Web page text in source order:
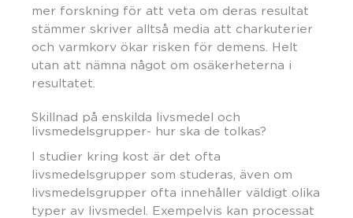
mer forskning för att veta om deras resultat
stämmer skriver alltså media att charkuterier
och varmkorv ökar risken för demens. Helt
utan att nämna något om osäkerheterna i
resultatet.
Skillnad på enskilda livsmedel och
livsmedelsgrupper- hur ska de tolkas?
I studier kring kost är det ofta
livsmedelsgrupper som studeras, även om
livsmedelsgrupper ofta innehåller väldigt olika
typer av livsmedel. Exempelvis kan processat